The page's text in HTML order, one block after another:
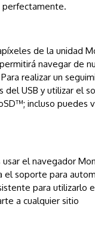
perfectamente.
de la unidad
navegar de
realizar un
USB y utilizar el
incluso
el navegador
soporte para
para
a cualquier sitio